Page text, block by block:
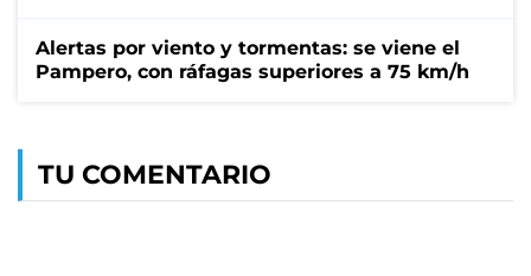
Alertas por viento y tormentas: se viene el
Pampero, con ráfagas superiores a 75 km/h
TU COMENTARIO